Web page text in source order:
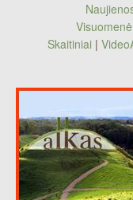
Visuomenė
Skaitiniai |